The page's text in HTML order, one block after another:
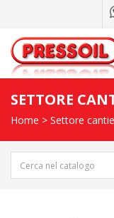
SETTORE
Home > Settore